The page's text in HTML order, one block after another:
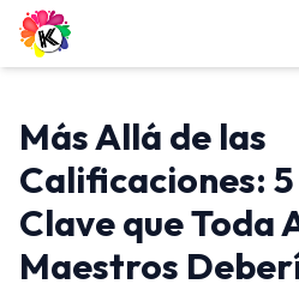
Más Allá de las
Calificaciones:
Clave que Toda
Maestros